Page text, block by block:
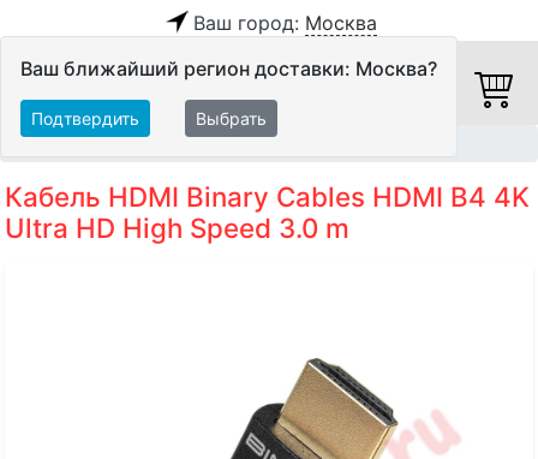
Ваш город: Москва
Ваш ближайший регион доставки: Москва?
Подтвердить Выбрать
Кабель HDMI Binary Cables HDMI B4 4K
Ultra HD High Speed 3.0 m